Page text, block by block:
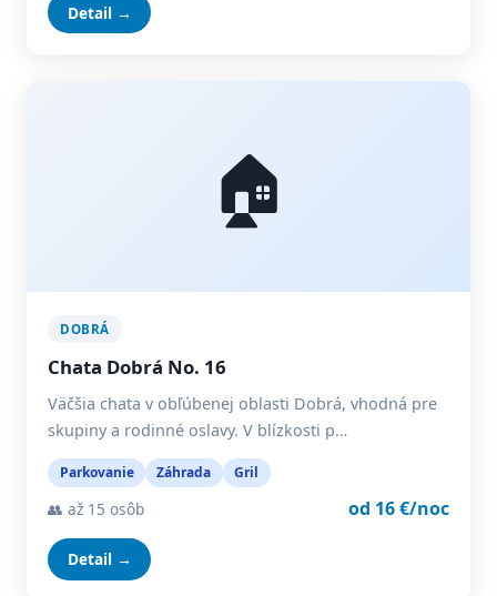
Detail →
🏠
DOBRÁ
Chata Dobrá No. 16
Väčšia chata v obľúbenej oblasti Dobrá, vhodná pre
skupiny a rodinné oslavy. V blízkosti p…
Parkovanie Záhrada Gril
👥 až 15 osôb od 16 €/noc
Detail →